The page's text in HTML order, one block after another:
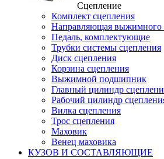
Сцепление
Комплект сцепления
Направляющая выжимного
Педаль, комплектующие
Трубки системы сцепления
Диск сцепления
Корзина сцепления
Выжимной подшипник
Главный цилиндр
Рабочий цилиндр
Вилка сцепления
Трос сцепления
Маховик
Венец маховика
КУЗОВ И СОСТАВЛЯЮЩИЕ